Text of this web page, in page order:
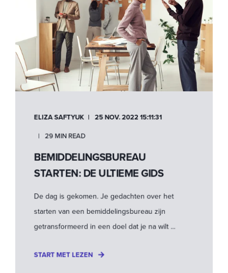
ELIZA SAFTYUK 25 NOV. 2022 15:11:31
29 MIN READ
BEMIDDELINGSBUREAU
STARTEN: DE ULTIEME GIDS
De dag is gekomen. Je gedachten over het
starten van een bemiddelingsbureau zijn
getransformeerd in een doel dat je na wilt ...
START MET LEZEN